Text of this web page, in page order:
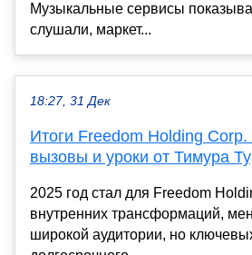
Музыкальные сервисы
слушали, маркет...
18:27, 31 Дек
Итоги Freedom Holding Corp.
вызовы и уроки от Тимура
2025 год стал для Freedom
внутренних трансформаций,
широкой аудитории, но